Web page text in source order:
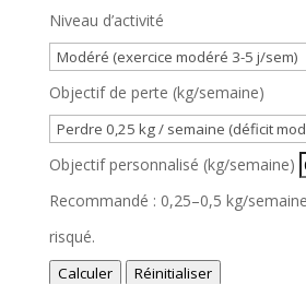
Niveau d’activité
Objectif de perte (kg/semaine)
Objectif personnalisé (kg/semaine)
Recommandé : 0,25–0,5 kg/
risqué.
Calculer Réinitialiser